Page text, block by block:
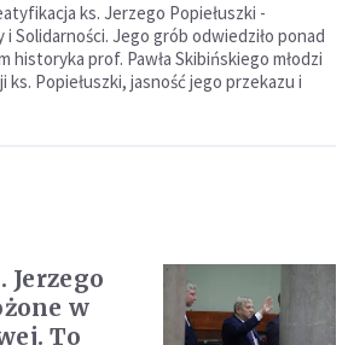
ks. Jerzego Popiełuszki -
Solidarności. Jego grób odwiedziło ponad
historyka prof. Pawła Skibińskiego młodzi
Popiełuszki, jasność jego przekazu i
Jerzego
w
To